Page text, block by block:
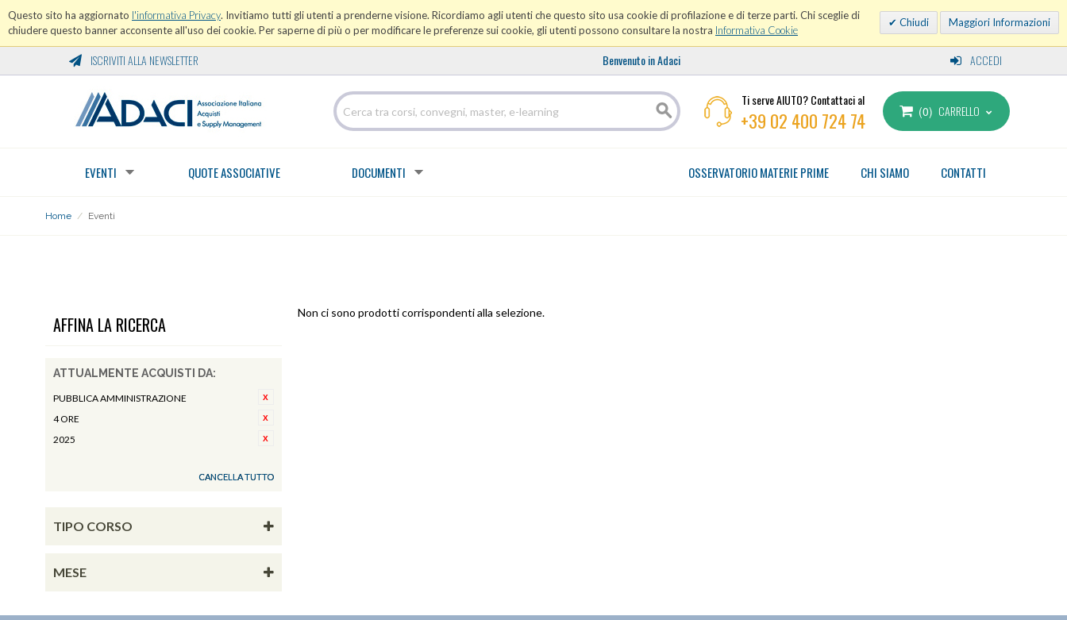
Questo sito ha aggiornato l'informativa Privacy. Invitiamo tutti gli utenti a prenderne visione. Ricordiamo agli utenti che questo sito usa cookie di profilazione e di terze parti. Chi sceglie di
chiudere questo banner acconsente all'uso dei cookie. Per saperne di più o per modificare le preferenze sui cookie, gli utenti possono consultare la nostra Informativa Cookie
Chiudi Maggiori Informazioni
ISCRIVITI ALLA NEWSLETTER Benvenuto in Adaci ACCEDI
Ti serve AIUTO? Contattaci al
+39 02 400 724 74 0 CARRELLO
EVENTI QUOTE ASSOCIATIVE DOCUMENTI CONTATTI
CHI SIAMO
OSSERVATORIO MATERIE PRIME
Home / Eventi
AFFINA LA RICERCA
ATTUALMENTE ACQUISTI DA:
PUBBLICA AMMINISTRAZIONE
4 ORE
2025
CANCELLA TUTTO
TIPO CORSO
MESE
Non ci sono prodotti corrispondenti alla selezione.